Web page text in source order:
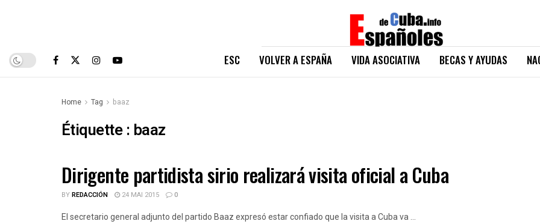
ESC VOLVER A ESPAÑA VIDA ASOCIATIVA BECAS Y AYUDAS
Home Tag baaz
Étiquette : baaz
ESPAÑOLES DE CUBA
Dirigente partidista sirio realizará visita oficial a Cuba
BYREDACCIÓN 24 MAI 2015 0
El secretario general adjunto del partido Baaz expresó estar confiado que la visita a Cuba va ...